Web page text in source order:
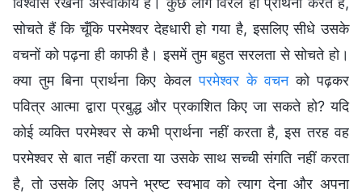
सोचते हैं कि चूँकि परमेश्वर देहधारी हो गया है, इसलिए सीधे उसके
वचनों को पढ़ना ही काफी है। इसमें तुम बहुत सरलता से सोचते हो।
क्या तुम बिना प्रार्थना किए केवलपरमेश्वर के वचनको पढ़कर
पवित्र आत्मा द्वारा प्रबुद्ध और प्रकाशित किए जा सकते हो? यदि
कोई व्यक्ति परमेश्वर से कभी प्रार्थना नहीं करता है, इस तरह वह
परमेश्वर से बात नहीं करता या उसके साथ सच्ची संगति नहीं करता
है, तो उसके लिए अपने भ्रष्ट स्वभाव को त्याग देना और अपना